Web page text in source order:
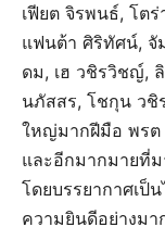
เฟียต จิรพนธ์, โต
แฟนต้า ศิริทัศน์, จั
ดม, เฮ วชิรวิชญ์,
นภัสสร, โชกุน วชิ
ใหญ่มากฝีมือ พรต
และอีกมากมายที่
โดยบรรยากาศเป็
ความยินดีอย่างมา